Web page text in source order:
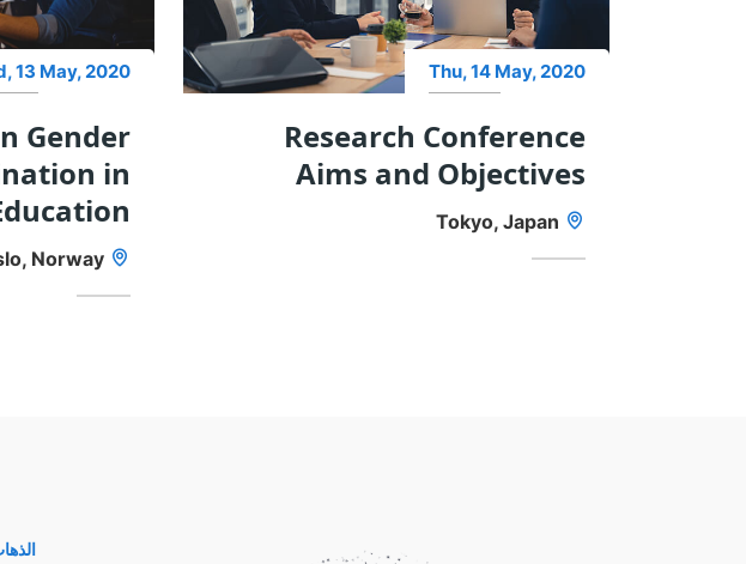
Thu, 14 May, 2020
Research Conference
Aims and Objectives
Tokyo, Japan
13 May, 2020
Gender
in
Norway